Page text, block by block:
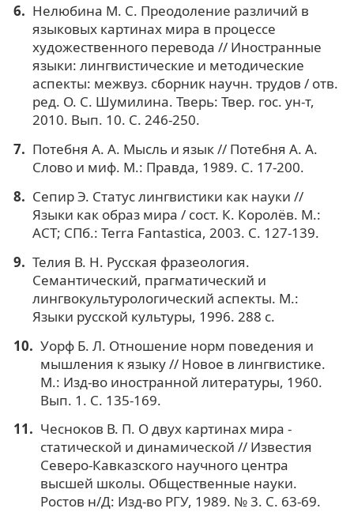
Нелюбина М. С. Преодоление различий в
языковых картинах мира в процессе
художественного перевода // Иностранные
языки: лингвистические и методические
аспекты: межвуз. сборник научн. трудов / отв.
ред. О. С. Шумилина. Тверь: Твер. гос. ун-т,
2010. Вып. 10. С. 246-250.
Потебня А. А. Мысль и язык // Потебня А. А.
Слово и миф. М.: Правда, 1989. С. 17-200.
Сепир Э. Статус лингвистики как науки //
Языки как образ мира / сост. К. Королёв. М.:
АСТ; СПб.: Terra Fantastica, 2003. С. 127-139.
Телия В. Н. Русская фразеология.
Семантический, прагматический и
лингвокультурологический аспекты. М.:
Языки русской культуры, 1996. 288 с.
Уорф Б. Л. Отношение норм поведения и
мышления к языку // Новое в лингвистике.
М.: Изд-во иностранной литературы, 1960.
Вып. 1. С. 135-169.
Чесноков В. П. О двух картинах мира -
статической и динамической // Известия
Северо-Кавказского научного центра
высшей школы. Общественные науки.
Ростов н/Д: Изд-во РГУ, 1989. № 3. С. 63-69.